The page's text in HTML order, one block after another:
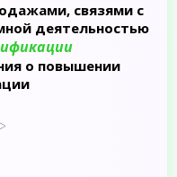
связями с
деятельностью
о повышении